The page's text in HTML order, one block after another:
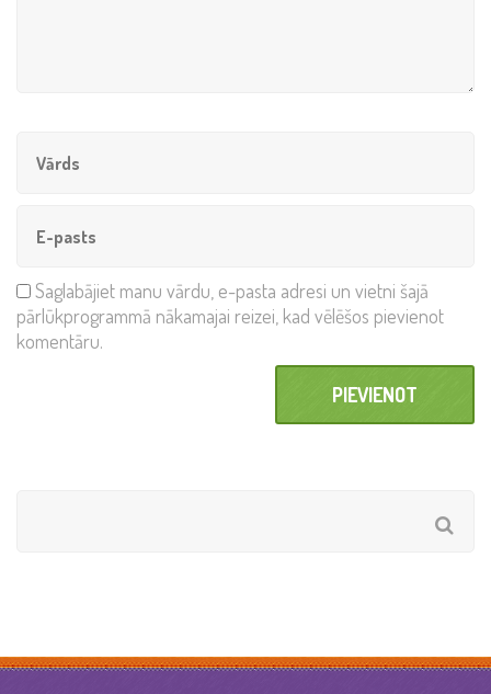
Saglabājiet manu vārdu, e-pasta adresi un vietni šajā
pārlūkprogrammā nākamajai reizei, kad vēlēšos pievienot
komentāru.